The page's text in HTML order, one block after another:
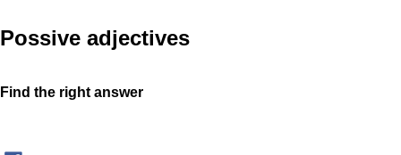
Possive adjectives
Find the right answer